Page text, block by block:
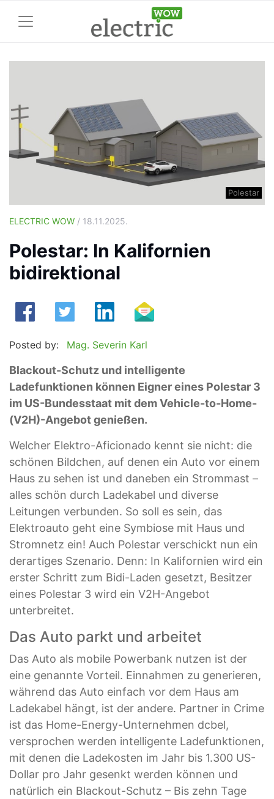
Polestar
ELECTRIC WOW / 18.11.2025.
Polestar: In Kalifornien
bidirektional
Posted by: Mag. Severin Karl
Blackout-Schutz und intelligente
Ladefunktionen können Eigner eines Polestar 3
im US-Bundesstaat mit dem Vehicle-to-Home-
(V2H)-Angebot genießen.
Welcher Elektro-Aficionado kennt sie nicht: die
schönen Bildchen, auf denen ein Auto vor einem
Haus zu sehen ist und daneben ein Strommast –
alles schön durch Ladekabel und diverse
Leitungen verbunden. So soll es sein, das
Elektroauto geht eine Symbiose mit Haus und
Stromnetz ein! Auch Polestar verschickt nun ein
derartiges Szenario. Denn: In Kalifornien wird ein
erster Schritt zum Bidi-Laden gesetzt, Besitzer
eines Polestar 3 wird ein V2H-Angebot
unterbreitet.
Das Auto parkt und arbeitet
Das Auto als mobile Powerbank nutzen ist der
eine genannte Vorteil. Einnahmen zu generieren,
während das Auto einfach vor dem Haus am
Ladekabel hängt, ist der andere. Partner in Crime
ist das Home-Energy-Unternehmen dcbel,
versprochen werden intelligente Ladefunktionen,
mit denen die Ladekosten im Jahr bis 1.300 US-
Dollar pro Jahr gesenkt werden können und
natürlich ein Blackout-Schutz – Bis zehn Tage